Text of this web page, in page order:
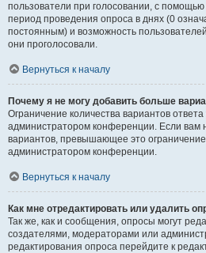
пользователи при голосовании, с
период проведения опроса в днях (0
постоянным) и возможность
они проголосовали.
Вернуться к началу
Почему я не могу добавить больше
Ограничение количества вариантов ответа
администратором конференции. Если вам
вариантов, превышающее это
администратором конференции.
Вернуться к началу
Как мне отредактировать или удалить
Так же, как и сообщения, опросы могут
создателями, модераторами или
редактирования опроса перейдите к